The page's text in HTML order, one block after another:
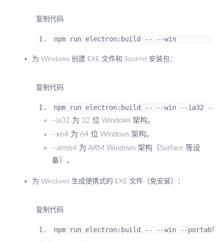
复制代码
npm run electron: build -- --win
为 Windows 创建 EXE 文件和 Squirrel 安装包：
复制代码
npm run electron: build -- --win --ia32 --
–ia32 为 32 位 Windows 架构。
–x64 为 64 位 Windows 架构。
–arm64 为 ARM Windows 架构（Surface 等设
备）。
为 Windows 生成便携式的 EXE 文件（免安装）：
复制代码
npm run electron: build -- --win --portable